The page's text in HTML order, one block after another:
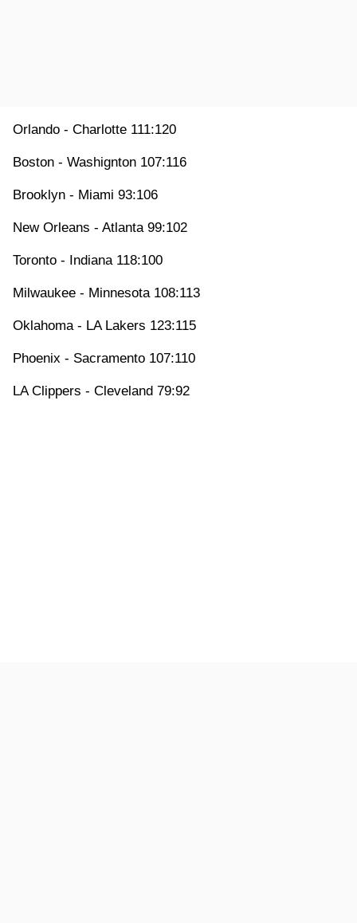
Orlando - Charlotte 111:120
Boston - Washignton 107:116
Brooklyn - Miami 93:106
New Orleans - Atlanta 99:102
Toronto - Indiana 118:100
Milwaukee - Minnesota 108:113
Oklahoma - LA Lakers 123:115
Phoenix - Sacramento 107:110
LA Clippers - Cleveland 79:92